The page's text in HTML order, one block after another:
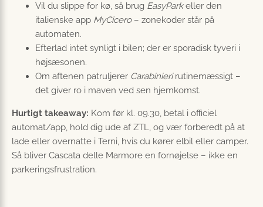
Vil du slippe for kø, så brug EasyParkeller den
italienske app MyCicero– zonekoder står på
automaten.
Efterlad intet synligt i bilen; der er sporadisk tyveri i
højsæsonen.
Om aftenen patruljerer Carabinierirutinemæssigt –
det giver ro i maven ved sen hjemkomst.
Hurtigt takeaway: Kom før kl. 09.30, betal i officiel
automat/app, hold dig ude af ZTL, og vær forberedt på at
lade eller overnatte i Terni, hvis du kører elbil eller camper.
Så bliver Cascata delle Marmore en fornøjelse – ikke en
parkeringsfrustration.